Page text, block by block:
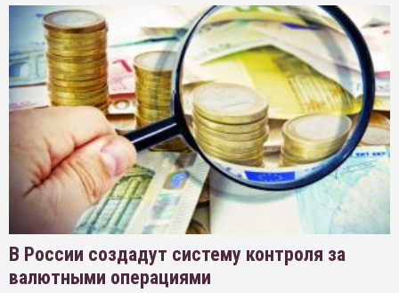
В России создадут систему контроля за
валютными операциями